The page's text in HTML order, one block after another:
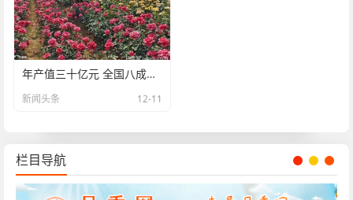
年产值三十亿元 全国八成月季来自南阳
新闻头条 12-11
栏目导航